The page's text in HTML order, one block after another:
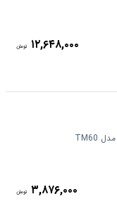
۱۲,۶۴۸,۰۰۰ تومان
۳,۸۷۶,۰۰۰ تومان